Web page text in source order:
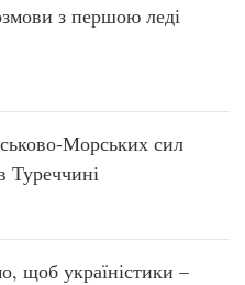
з першою леді
Морських сил
Туреччині
щоб україністики –